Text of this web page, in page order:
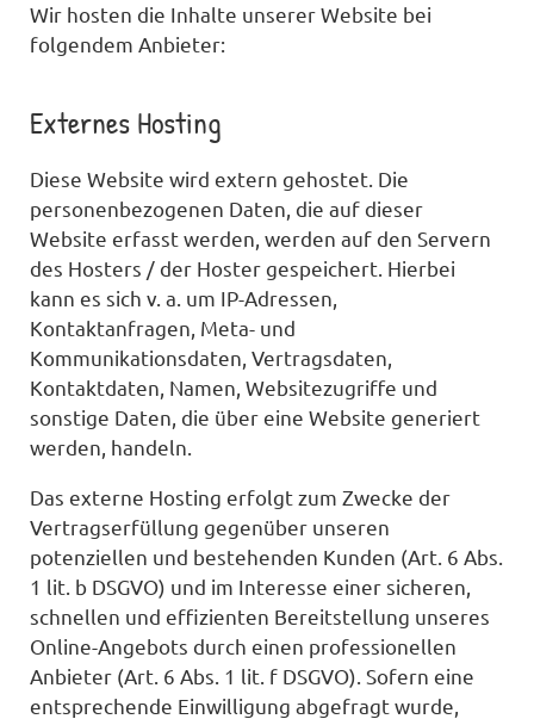
Wir hosten die Inhalte unserer Website bei
folgendem Anbieter:
Externes Hosting
Diese Website wird extern gehostet. Die
personenbezogenen Daten, die auf dieser
Website erfasst werden, werden auf den Servern
des Hosters / der Hoster gespeichert. Hierbei
kann es sich v. a. um IP-Adressen,
Kontaktanfragen, Meta- und
Kommunikationsdaten, Vertragsdaten,
Kontaktdaten, Namen, Websitezugriffe und
sonstige Daten, die über eine Website generiert
werden, handeln.
Das externe Hosting erfolgt zum Zwecke der
Vertragserfüllung gegenüber unseren
potenziellen und bestehenden Kunden (Art. 6 Abs.
1 lit. b DSGVO) und im Interesse einer sicheren,
schnellen und effizienten Bereitstellung unseres
Online-Angebots durch einen professionellen
Anbieter (Art. 6 Abs. 1 lit. f DSGVO). Sofern eine
entsprechende Einwilligung abgefragt wurde,